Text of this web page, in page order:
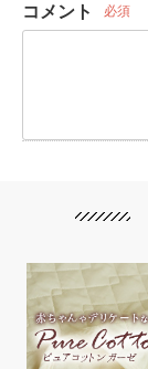
コメント 必須